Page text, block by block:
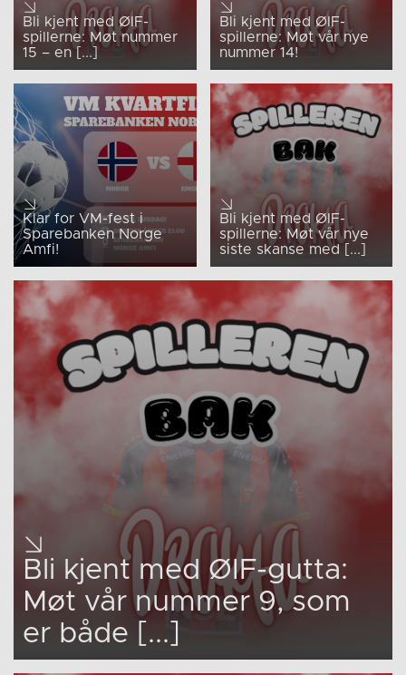
Bli kjent med ØIF-
spillerne: Møt nummer
15 – en [...]
Bli kjent med ØIF-
spillerne: Møt vår nye
nummer 14!
Klar for VM-fest i
Sparebanken Norge
Amfi!
Bli kjent med ØIF-
spillerne: Møt vår nye
siste skanse med [...]
Bli kjent med ØIF-gutta:
Møt vår nummer 9, som
er både [...]